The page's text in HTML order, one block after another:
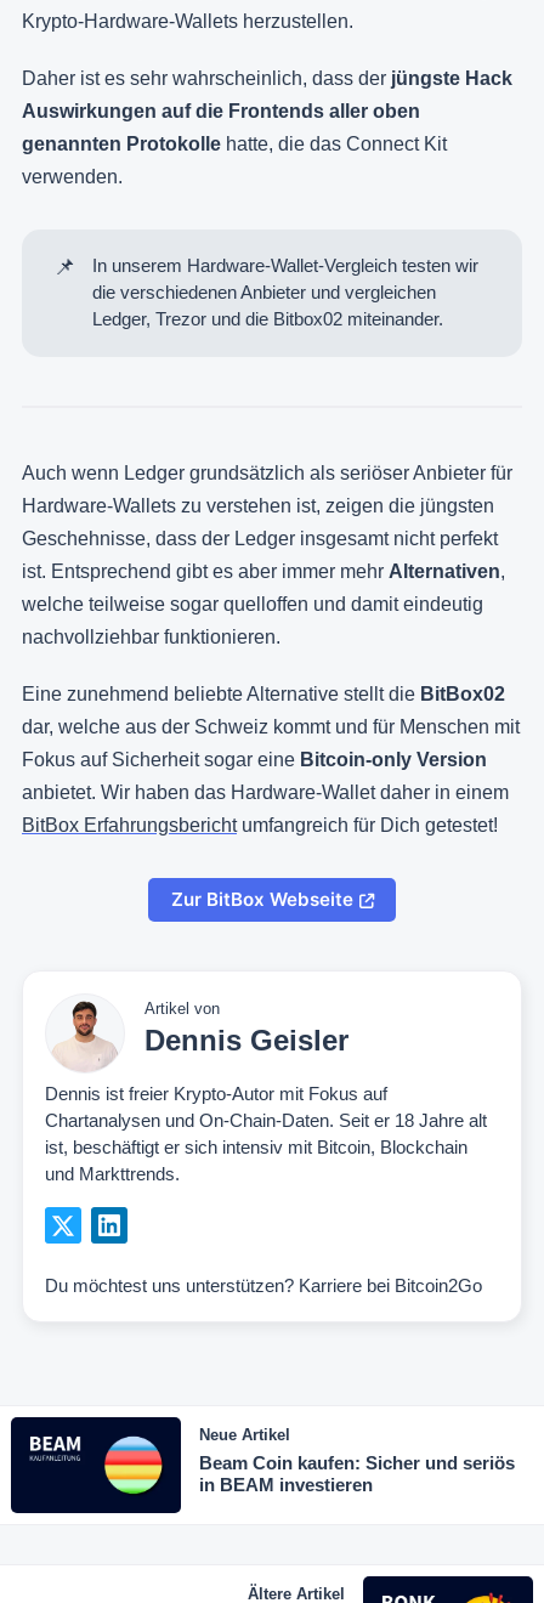
Krypto-Hardware-Wallets herzustellen.
Daher ist es sehr wahrscheinlich, dass der jüngste Hack
Auswirkungen auf die Frontends aller oben
genannten Protokolle hatte, die das Connect Kit
verwenden.
📌 In unserem Hardware-Wallet-Vergleich testen wir
die verschiedenen Anbieter und vergleichen
Ledger, Trezor und die Bitbox02 miteinander.
Auch wenn Ledger grundsätzlich als seriöser Anbieter für
Hardware-Wallets zu verstehen ist, zeigen die jüngsten
Geschehnisse, dass der Ledger insgesamt nicht perfekt
ist. Entsprechend gibt es aber immer mehr Alternativen,
welche teilweise sogar quelloffen und damit eindeutig
nachvollziehbar funktionieren.
Eine zunehmend beliebte Alternative stellt die BitBox02
dar, welche aus der Schweiz kommt und für Menschen mit
Fokus auf Sicherheit sogar eine Bitcoin-only Version
anbietet. Wir haben das Hardware-Wallet daher in einem
BitBox Erfahrungsberichtumfangreich für Dich getestet!
Zur BitBox Webseite
Artikel von
Dennis Geisler
Dennis ist freier Krypto-Autor mit Fokus auf
Chartanalysen und On-Chain-Daten. Seit er 18 Jahre alt
ist, beschäftigt er sich intensiv mit Bitcoin, Blockchain
und Markttrends.
Du möchtest uns unterstützen? Karriere bei Bitcoin2Go
Neue Artikel
Beam Coin kaufen: Sicher und seriös
in BEAM investieren
Ältere Artikel